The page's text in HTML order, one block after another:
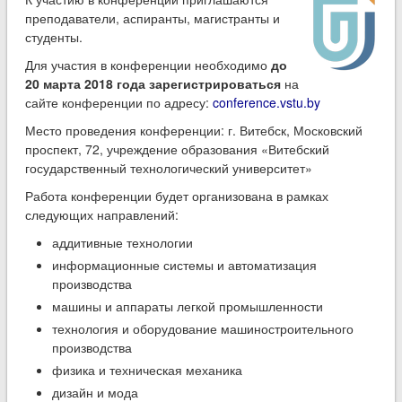
преподаватели, аспиранты, магистранты и
студенты.
Для участия в конференции необходимо до
20 марта 2018 года зарегистрироватьсяна
сайте конференции по адресу: conference.vstu.by
Место проведения конференции: г. Витебск, Московский
проспект, 72, учреждение образования «Витебский
государственный технологический университет»
Работа конференции будет организована в рамках
следующих направлений:
аддитивные технологии
информационные системы и автоматизация
производства
машины и аппараты легкой промышленности
технология и оборудование машиностроительного
производства
физика и техническая механика
дизайн и мода